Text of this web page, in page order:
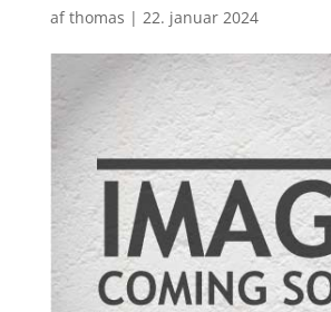
afthomas | 22. januar 2024